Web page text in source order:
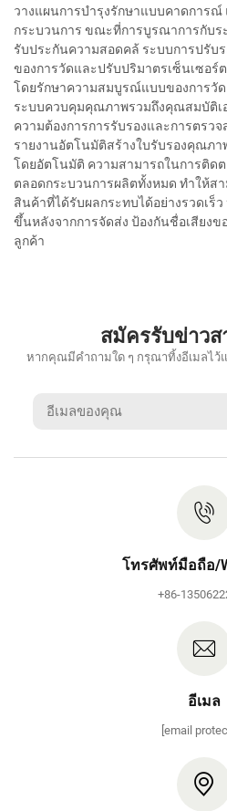
วางแผนการบํารุงรักษาแบบคาดการณ์
กระบวนการ ขณะที่การบูรณาการกับ
รับประกันความสอดคล้ ระบบการปรับ
ของการวัดและปรับปริมาตรเซ็นเซอร์
โดยรักษาความสมบูรณ์แบบของการวั
ระบบควบคุมคุณภาพรวมถึงคุณสมบัติ
ความต้องการการรับรองและการตรว
รายงานอัตโนมัติสร้างใบรับรองคุณภา
โดยอัตโนมัติ ความสามารถในการติ
ตลอดกระบวนการผลิตทั้งหมด ทําให้ส
สินค้าที่ได้รับผลกระทบได้อย่างรวดเ
ขึ้นหลังจากการจัดส่ง ป้องกันชื่อเสียง
ลูกค้า
สมัครรับข่าวส
หากคุณมีคำถามใด ๆ กรุณาทิ้งอีเมลไว้
โทรศัพท์มือถือ/
+86-
อีเมล
[email